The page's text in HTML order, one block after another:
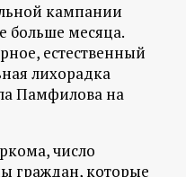
кампании
больше месяца.
естественный
лихорадка
Памфилова на
число
граждан, которые